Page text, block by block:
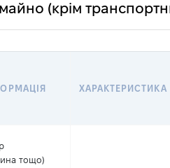
(крім
ХАРАКТЕРИСТИКА
тощо)